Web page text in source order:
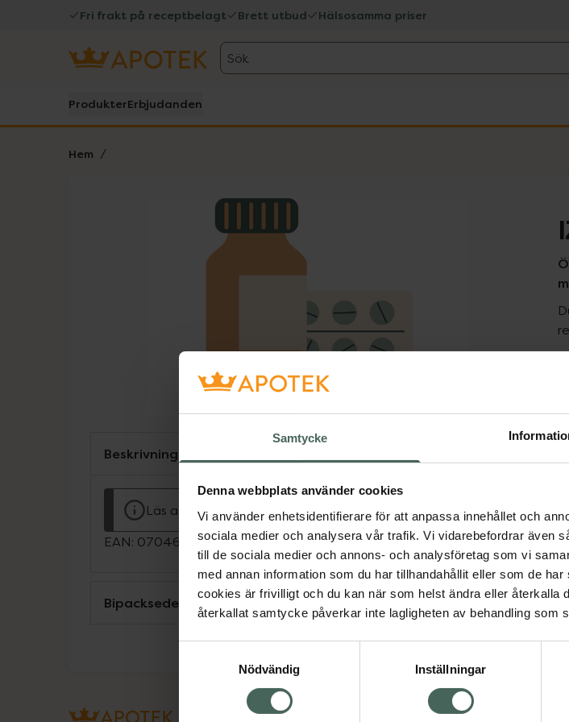
Samtycke
Denna webbplats använder cookies
Vi använder enhetsidentifierare för att anpassa innehållet och
sociala medier och analysera vår trafik. Vi vidarebefordrar även
till de sociala medier och annons- och analysföretag som vi
med annan information som du har tillhandahållit eller som de
cookies är frivilligt och du kan när som helst ändra eller
återkallat samtycke påverkar inte lagligheten av behandling som
Nödvändig
Inställningar
Fri frakt på receptbelagt Brett utbud Hälsosamma priser
Sök
ProdukterErbjudanden
Hem
Lista: . Innehåller 1 objekt.
Beskrivning
Läs alltid bipacksedeln innan användning.
EAN: 07046264273210
Bipacksedel från FASS Visa